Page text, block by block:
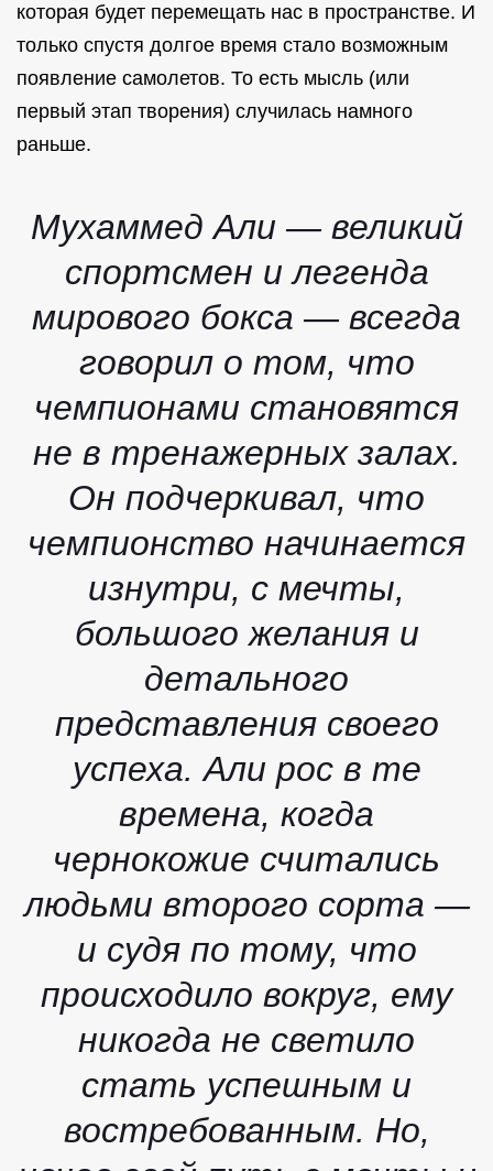
которая будет перемещать нас в пространстве. И
только спустя долгое время стало возможным
появление самолетов. То есть мысль (или
первый этап творения) случилась намного
раньше.
Мухаммед Али — великий
спортсмен и легенда
мирового бокса — всегда
говорил о том, что
чемпионами становятся
не в тренажерных залах.
Он подчеркивал, что
чемпионство начинается
изнутри, с мечты,
большого желания и
детального
представления своего
успеха. Али рос в те
времена, когда
чернокожие считались
людьми второго сорта —
и судя по тому, что
происходило вокруг, ему
никогда не светило
стать успешным и
востребованным. Но,